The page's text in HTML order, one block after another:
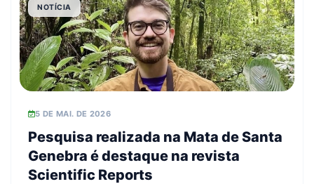
NOTÍCIA
5 DE MAI. DE 2026
Pesquisa realizada na Mata de Santa
Genebra é destaque na revista
Scientific Reports